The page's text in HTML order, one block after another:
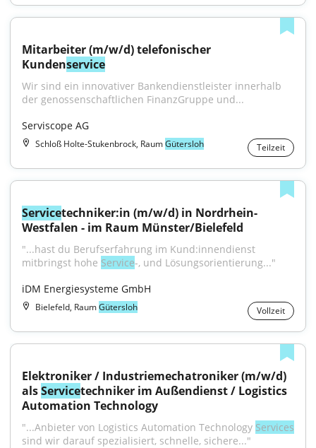
Mitarbeiter (m/w/d) telefonischer
Kundenservice
Wir sind ein innovativer Bankendienstleister innerhalb
der genossenschaftlichen FinanzGruppe und...
Serviscope AG
Schloß Holte-Stukenbrock, RaumGütersloh Teilzeit
Servicetechniker:in (m/w/d) in Nordrhein-
Westfalen - im Raum Münster/Bielefeld
"...hast du Berufserfahrung im Kund:innendienst
mitbringst hohe Service-, und Lösungsorientierung..."
iDM Energiesysteme GmbH
Bielefeld, RaumGütersloh Vollzeit
Elektroniker / Industriemechatroniker (m/w/d)
als Servicetechniker im Außendienst / Logistics
Automation Technology
"...Anbieter von Logistics Automation Technology Services
sind wir darauf spezialisiert, schnelle, sichere..."